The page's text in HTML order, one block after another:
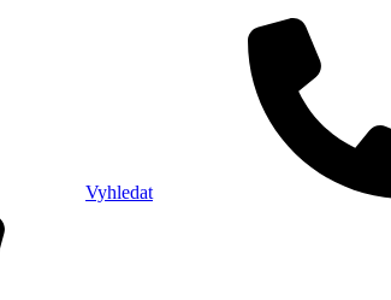
Vyhledat